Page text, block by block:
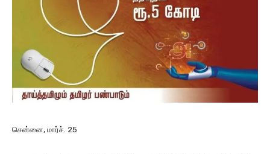
சென்னை, மார்ச். 25